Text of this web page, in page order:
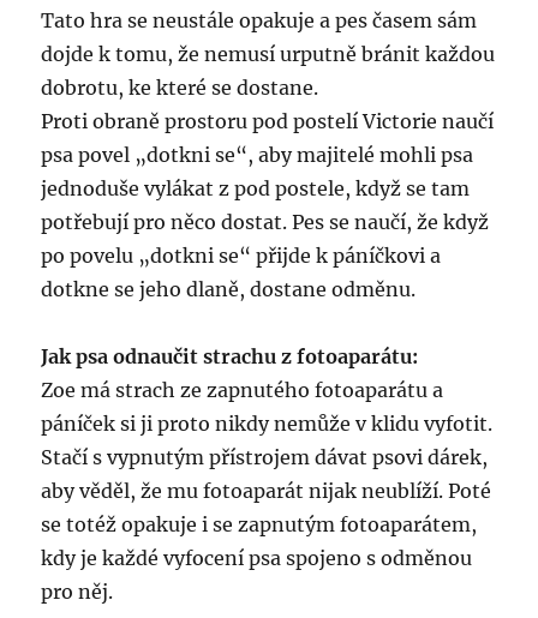
Tato hra se neustále opakuje a pes časem sám
dojde k tomu, že nemusí urputně bránit každou
dobrotu, ke které se dostane.
Proti obraně prostoru pod postelí Victorie naučí
psa povel „dotkni se“, aby majitelé mohli psa
jednoduše vylákat z pod postele, když se tam
potřebují pro něco dostat. Pes se naučí, že když
po povelu „dotkni se“ přijde k páníčkovi a
dotkne se jeho dlaně, dostane odměnu.
Jak psa odnaučit strachu z fotoaparátu:
Zoe má strach ze zapnutého fotoaparátu a
páníček si ji proto nikdy nemůže v klidu vyfotit.
Stačí s vypnutým přístrojem dávat psovi dárek,
aby věděl, že mu fotoaparát nijak neublíží. Poté
se totéž opakuje i se zapnutým fotoaparátem,
kdy je každé vyfocení psa spojeno s odměnou
pro něj.